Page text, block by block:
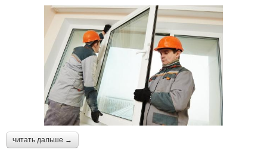
читать дальше →